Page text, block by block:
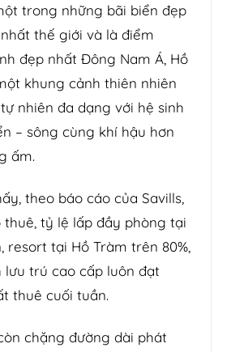
trong những bãi biển đẹp
thế giới và là điểm
đẹp nhất Đông Nam Á, Hồ
khung cảnh thiên nhiên
nhiên đa dạng với hệ sinh
– sông cùng khí hậu hơn
ấm.
theo báo cáo của Savills,
thuê, tỷ lệ lấp đầy phòng tại
resort tại Hồ Tràm trên 80%,
lưu trú cao cấp luôn đạt
thuê cuối tuần.
chặng đường dài phát